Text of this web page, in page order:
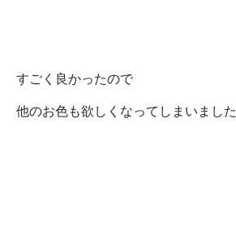
すごく良かったので
他のお色も欲しくなってしまいました